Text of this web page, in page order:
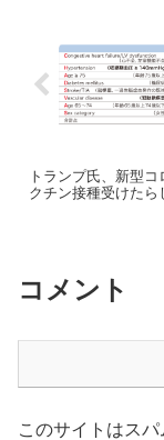
トランプ氏、新型
クチン接種受けたら
コメント
このサイトはス